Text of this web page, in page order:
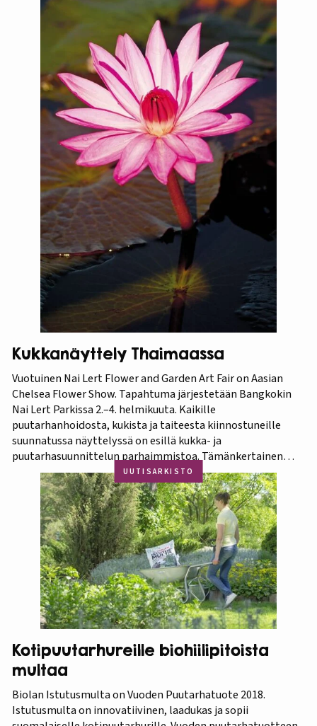
Kukkanäyttely Thaimaassa
Vuotuinen Nai Lert Flower and Garden Art Fair on Aasian
Chelsea Flower Show. Tapahtuma järjestetään Bangkokin
Nai Lert Parkissa 2.–4. helmikuuta. Kaikille
puutarhanhoidosta, kukista ja taiteesta kiinnostuneille
suunnatussa näyttelyssä on esillä kukka- ja
puutarhasuunnittelun parhaimmistoa. Tämänkertainen
tapahtuma on osa Amazing Thailand -teemavuotta, joka
pyrkii piristämään Thaimaan matkailua entisestään.
Thaimaa tunnetaan erittäin runsaasta ja monipuolisesta
kasvistostaan,…
UUTISARKISTO
Kotipuutarhureille biohiilipitoista
multaa
Biolan Istutusmulta on Vuoden Puutarhatuote 2018.
Istutusmulta on innovatiivinen, laadukas ja sopii